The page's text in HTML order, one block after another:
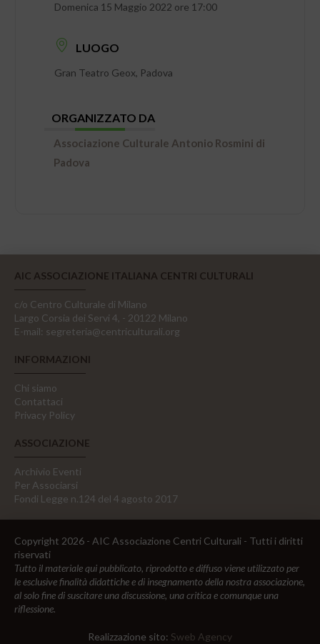
Domenica 15 Maggio 2022 ore 17:00
LUOGO
Gran Teatro Geox, Padova
ORGANIZZATO DA
Associazione Culturale Antonio Rosmini di
Padova
AIC ASSOCIAZIONE ITALIANA CENTRI CULTURALI
c/o Centro Culturale di Milano
Largo Corsia dei Servi 4, - 20122 Milano
E-mail: segreteria@centriculturali.org
INFORMAZIONI
Chi siamo
Contattaci
Privacy Policy
ASSOCIAZIONE
Archivio Eventi
Per Associarsi
Fondi Legge n.124 del 4 agosto 2017
Copyright 2026 - AIC Associazione Centri Culturali - Tutti i diritti
riservati
Tutto il materiale qui pubblicato, riprodotto e diffuso viene utilizzato per
le esclusive finalità didattiche e di insegnamento della nostra associazione,
al solo fine di suscitare una discussione, una critica e comunque una
riflessione.
Realizzazione sito: Sweb Agency